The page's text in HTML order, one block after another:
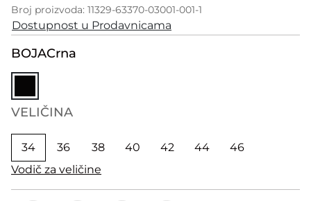
Broj proizvoda: 11329-63370-03001-001-1
Dostupnost u Prodavnicama
BOJACrna
VELIČINA
34 36 38 40 42 44
46
Vodič za veličine